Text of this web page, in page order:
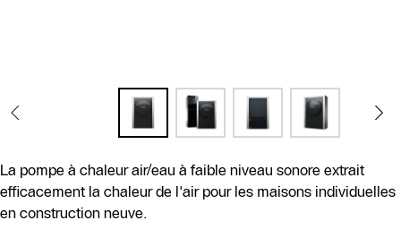
La pompe à chaleur air/eau à faible niveau sonore extrait
efficacement la chaleur de l'air pour les maisons individuelles
en construction neuve.